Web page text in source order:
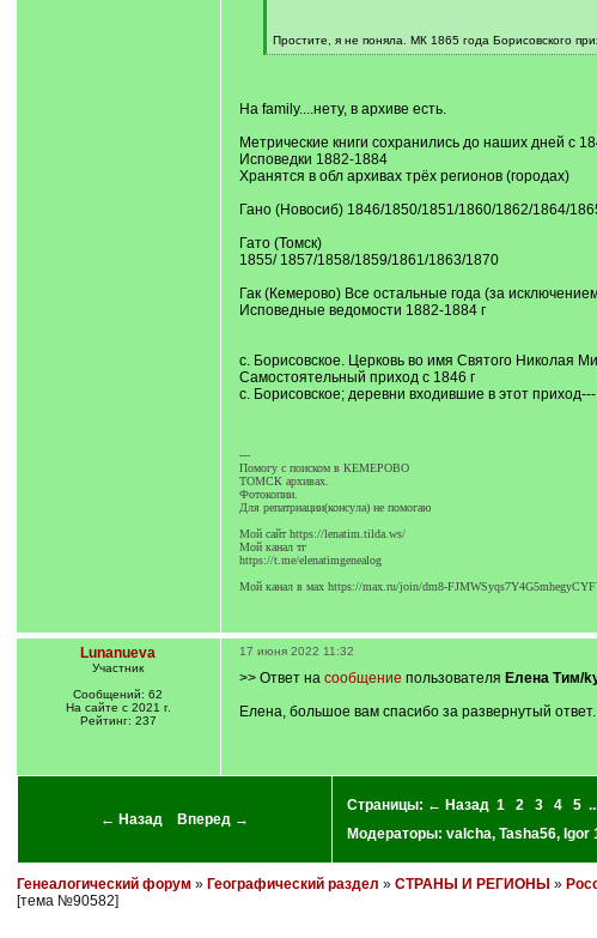
Простите, я не поняла. МК 1865 года Борисовского
[
На family....нету, в архиве есть.
Метрические книги сохранились до наших дней с
Исповедки 1882-1884
Хранятся в обл архивах трёх регионов (городах)
Гано (Новосиб) 1846/1850/1851/1860/1862/1864/
Гато (Томск)
1855/ 1857/1858/1859/1861/1863/1870
Гак (Кемерово) Все остальные года (за
Исповедные ведомости 1882-1884 г
с. Борисовское. Церковь во имя Святого Николая
Самостоятельный приход с 1846 г
с. Борисовское; деревни входившие в этот
---
Помогу с поиском в КЕМЕРОВО
ТОМСК архивах.
Фотокопии.
Для репатриации(консула) не помогаю
Мой сайт https://lenatim.tilda.ws/
Мой канал тг
https://t.me/elenatimgenealog
Мой канал в мах https://max.ru/join/dm8-
Lunanueva
Участник
Сообщений: 62
На сайте с 2021 г.
Рейтинг: 237
17 июня 2022 11:32
>> Ответ на сообщение пользователя Елена Тим/
Елена, большое вам спасибо за развернутый ответ.
← Назад Вперед →
Страницы: ← Назад 1 2 3 4 5
Модераторы: valcha, Tasha56, Igor
Генеалогический форум » Географический раздел » СТРАНЫ И РЕГИОНЫ »
[тема №90582]